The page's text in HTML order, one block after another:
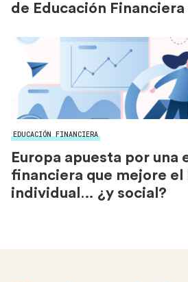
de Educación Financiera
EDUCACIÓN FINANCIERA
Europa apuesta por una
financiera que mejore
individual… ¿y social?